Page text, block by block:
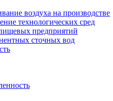
воздуха на производстве
технологических сред
предприятий
сточных вод